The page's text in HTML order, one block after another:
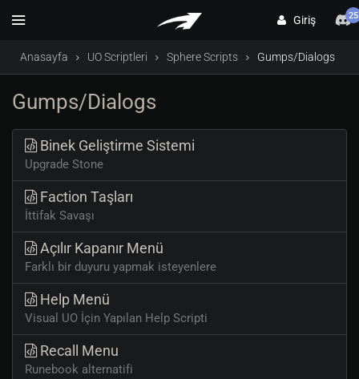
Giriş 25
Anasayfa UO Scriptleri Sphere Scripts Gumps/Dialogs
Gumps/Dialogs
Binek Geliştirme Sistemi
Upgrade Stone
Faction Taşları
İttifak Savaşı
Açılır Kapanır Menü
Farklı bir duyuru yapmak isteyenlere
Help Menü
Visual UO İçin Yapılan Help Scripti
Recall Menu
Runebook alternatifi